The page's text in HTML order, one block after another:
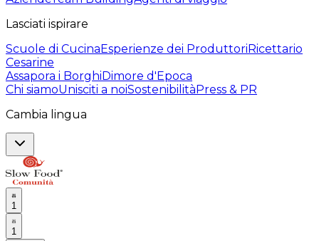
Lasciati ispirare
Scuole di CucinaEsperienze dei ProduttoriRicettario
Cesarine
Assapora i BorghiDimore d'Epoca
Chi siamoUnisciti a noiSostenibilitàPress & PR
Cambia lingua
1
1